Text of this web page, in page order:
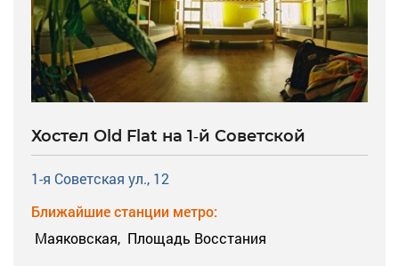
Хостел Old Flat на 1-й Советской
1-я Советская ул., 12
Ближайшие станции метро:
Маяковская, Площадь Восстания